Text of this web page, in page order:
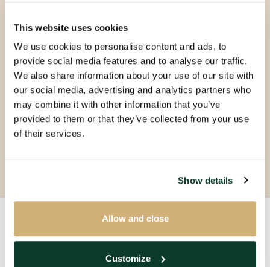
This website uses cookies
We use cookies to personalise content and ads, to
provide social media features and to analyse our traffic.
We also share information about your use of our site with
our social media, advertising and analytics partners who
may combine it with other information that you’ve
provided to them or that they’ve collected from your use
of their services.
Show details
Allow and close
Customize
Neem contact met ons